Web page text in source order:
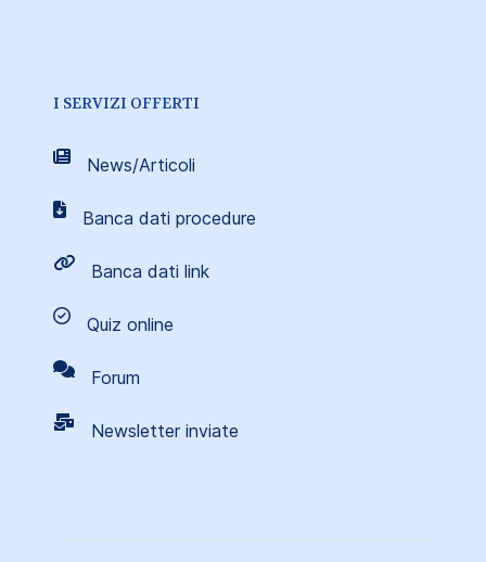
I SERVIZI OFFERTI
News/Articoli
Banca dati procedure
Banca dati link
Quiz online
Forum
Newsletter inviate